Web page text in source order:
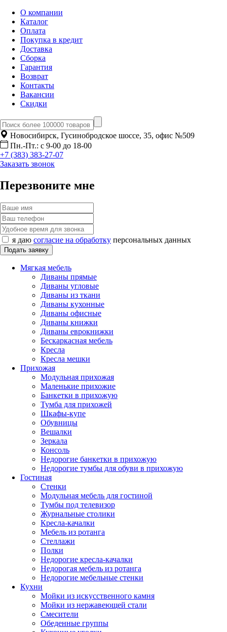
О компании
Каталог
Оплата
Покупка в кредит
Доставка
Сборка
Гарантия
Возврат
Контакты
Вакансии
Скидки
Новосибирск, Гусинобродское шоссе, 35, офис №509
Пн.-Пт.: с 9-00 до 18-00
+7 (383) 383-27-07
Заказать звонок
Перезвоните мне
я даю согласие на обработку персональных данных
Мягкая мебель
Диваны прямые
Диваны угловые
Диваны из ткани
Диваны кухонные
Диваны офисные
Диваны книжки
Диваны еврокнижки
Бескаркасная мебель
Кресла
Кресла мешки
Прихожая
Модульная прихожая
Маленькие прихожие
Банкетки в прихожую
Тумба для прихожей
Шкафы-купе
Обувницы
Вешалки
Зеркала
Консоль
Недорогие банкетки в прихожую
Недорогие тумбы для обуви в прихожую
Гостиная
Стенки
Модульная мебель для гостиной
Тумбы под телевизор
Журнальные столики
Кресла-качалки
Мебель из ротанга
Стеллажи
Полки
Недорогие кресла-качалки
Недорогая мебель из ротанга
Недорогие мебельные стенки
Кухни
Мойки из искусственного камня
Мойки из нержавеющей стали
Смесители
Обеденные группы